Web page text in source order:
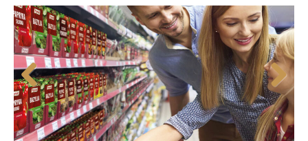
Previous Next